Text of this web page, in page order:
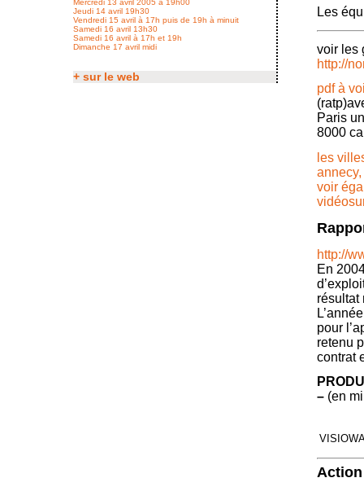
Les
voir les
http://
pdf à
Paris
8000
les
voir
http://
En
résultat
pour
retenu
contrat
– (en
Mercredi 13 avril 2005 à 19h00
Jeudi 14 avril 19h30
Vendredi 15 avril à 17h puis de 19h à minuit
Samedi 16 avril 13h30
Samedi 16 avril à 17h et 19h
Dimanche 17 avril midi
+ sur le web